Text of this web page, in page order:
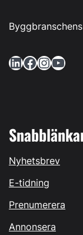
LinkedIn Facebook InstagramYouTube
Nyhetsbrev
E-tidning
Prenumerera
Annonsera